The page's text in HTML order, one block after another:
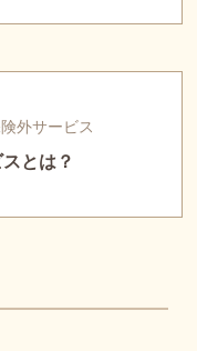
外サービス
とは？